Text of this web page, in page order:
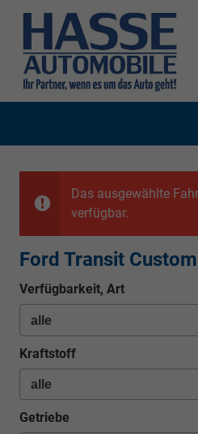
Das ausgewählte
verfügbar.
Ford Transit Custom
Verfügbarkeit, Art
Kraftstoff
Getriebe